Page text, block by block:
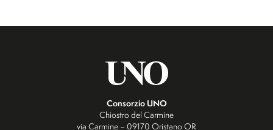
Consorzio UNO
Chiostro del Carmine
via Carmine – 09170 Oristano OR